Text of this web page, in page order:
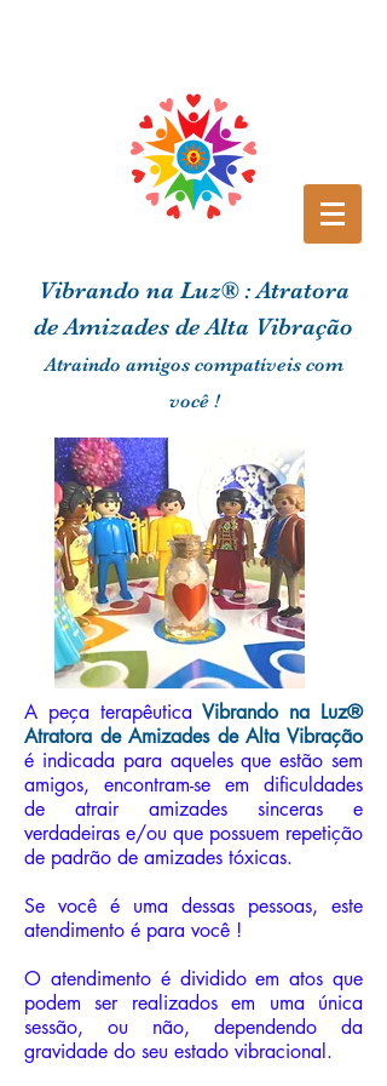
Vibrando na Luz® : Atratora
de Amizades de Alta Vibração
Atraindo amigos compatíveis com
você !
A peça terapêuticaVibrando na Luz®
Atratora de Amizades de Alta Vibração
é indicada para aqueles que estão sem
amigos, encontram-se em dificuldades
de atrair amizades sinceras e
verdadeiras e/ou que possuem repetição
de padrão de amizades tóxicas.
Se você é uma dessas pessoas, este
atendimento é para você !
O atendimento é dividido em atos que
podem ser realizados em uma única
sessão, ou não, dependendo da
gravidade do seu estado vibracional.